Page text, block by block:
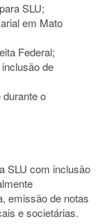
SLU;
em Mato
Federal;
de
o
SLU com inclusão
emissão de notas
e societárias.